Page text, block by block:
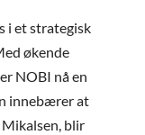
i et strategisk
økende
NOBI nå en
innebærer at
Mikalsen, blir